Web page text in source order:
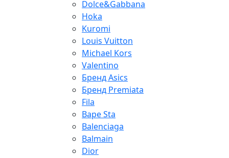
Dolce&Gabbana
Hoka
Kuromi
Louis Vuitton
Michael Kors
Valentino
Бренд Asics
Бренд Premiata
Fila
Bape Sta
Balenciaga
Balmain
Dior